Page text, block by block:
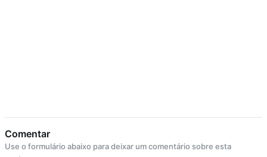
Comentar
Use o formulário abaixo para deixar um comentário sobre esta